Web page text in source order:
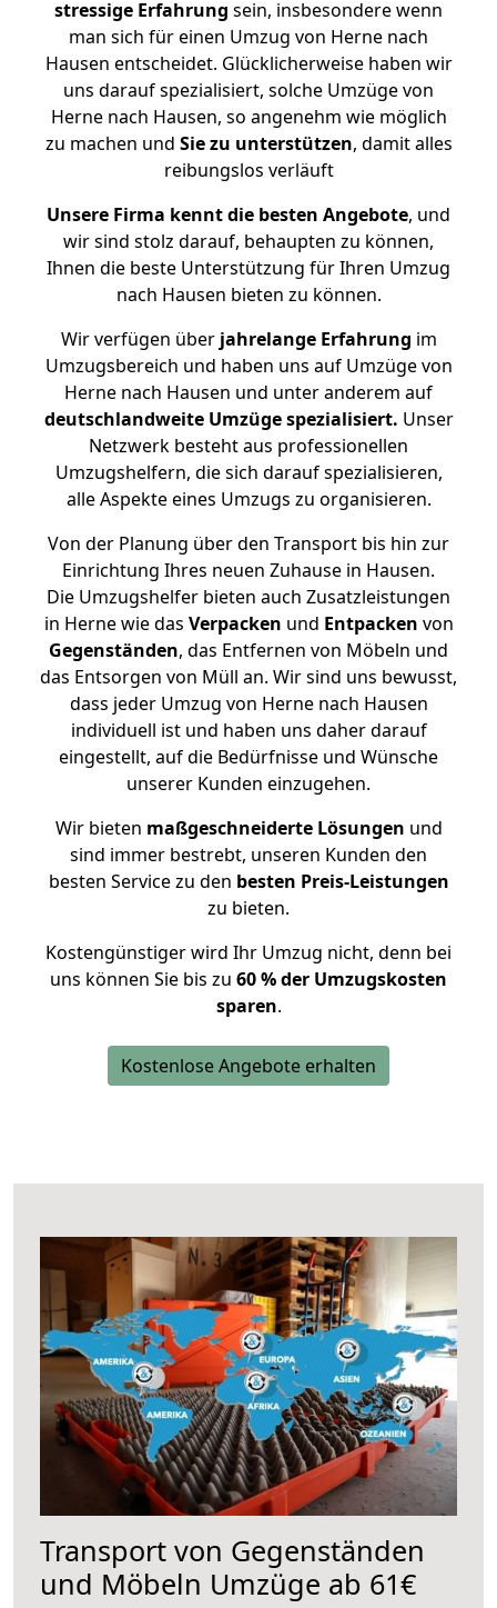
stressige Erfahrung sein, insbesondere wenn
man sich für einen Umzug von Herne nach
Hausen entscheidet. Glücklicherweise haben wir
uns darauf spezialisiert, solche Umzüge von
Herne nach Hausen, so angenehm wie möglich
zu machen und Sie zu unterstützen, damit alles
reibungslos verläuft
Unsere Firma kennt die besten Angebote, und
wir sind stolz darauf, behaupten zu können,
Ihnen die beste Unterstützung für Ihren Umzug
nach Hausen bieten zu können.
Wir verfügen überjahrelange Erfahrung im
Umzugsbereich und haben uns auf Umzüge von
Herne nach Hausen und unter anderem auf
deutschlandweite Umzüge spezialisiert. Unser
Netzwerk besteht aus professionellen
Umzugshelfern, die sich darauf spezialisieren,
alle Aspekte eines Umzugs zu organisieren.
Von der Planung über den Transport bis hin zur
Einrichtung Ihres neuen Zuhause in Hausen.
Die Umzugshelfer bieten auch Zusatzleistungen
in Herne wie das Verpacken und Entpacken von
Gegenständen, das Entfernen von Möbeln und
das Entsorgen von Müll an. Wir sind uns bewusst,
dass jeder Umzug von Herne nach Hausen
individuell ist und haben uns daher darauf
eingestellt, auf die Bedürfnisse und Wünsche
unserer Kunden einzugehen.
Wir bieten maßgeschneiderte Lösungen und
sind immer bestrebt, unseren Kunden den
besten Service zu den besten Preis-Leistungen
zu bieten.
Kostengünstiger wird Ihr Umzug nicht, denn bei
uns können Sie bis zu 60 % der Umzugskosten
sparen.
Kostenlose Angebote erhalten
Transport von Gegenständen
und Möbeln Umzüge ab 61€